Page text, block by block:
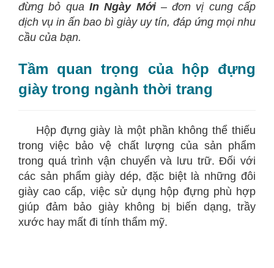
đừng bỏ qua In Ngày Mới– đơn vị cung cấp
dịch vụ in ấn bao bì giày uy tín, đáp ứng mọi nhu
cầu của bạn.
Tầm quan trọng của hộp đựng
giày trong ngành thời trang
Hộp đựng giày là một phần không thể thiếu
trong việc bảo vệ chất lượng của sản phẩm
trong quá trình vận chuyển và lưu trữ. Đối với
các sản phẩm giày dép, đặc biệt là những đôi
giày cao cấp, việc sử dụng hộp đựng phù hợp
giúp đảm bảo giày không bị biến dạng, trầy
xước hay mất đi tính thẩm mỹ.